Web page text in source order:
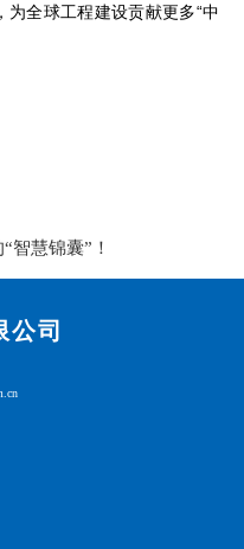
全球工程建设贡献更多“中
智慧锦囊”！
司